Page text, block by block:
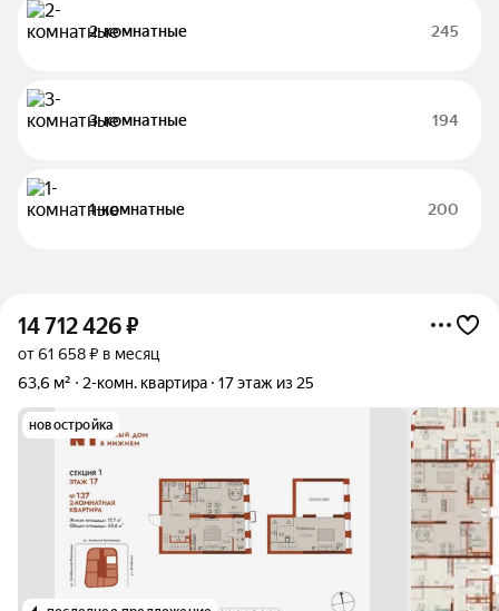
2-комнатные 245
3-комнатные 194
1-комнатные 200
14 712 426₽
от 61 658 ₽ в месяц
63,6 м²
2-комн. квартира 17 этаж из 25
новостройка